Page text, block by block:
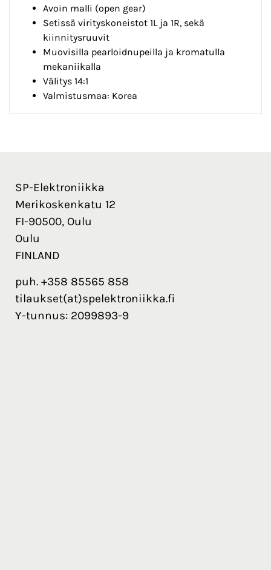
Avoin malli (open gear)
Setissä virityskoneistot 1L ja 1R, sekä
kiinnitysruuvit
Muovisilla pearloidnupeilla ja kromatulla
mekaniikalla
Välitys 14:1
Valmistusmaa: Korea
SP-Elektroniikka
Merikoskenkatu 12
FI-90500, Oulu
Oulu
FINLAND
puh. +358 85565 858
tilaukset(at)spelektroniikka.fi
Y-tunnus: 2099893-9